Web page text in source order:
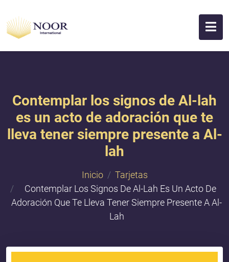
Contemplar los signos de Al-lah
es un acto de adoración que te
lleva tener siempre presente a Al-
lah
Inicio
Tarjetas
Contemplar Los Signos De Al-Lah Es Un Acto De
Adoración Que Te Lleva Tener Siempre Presente A Al-
Lah